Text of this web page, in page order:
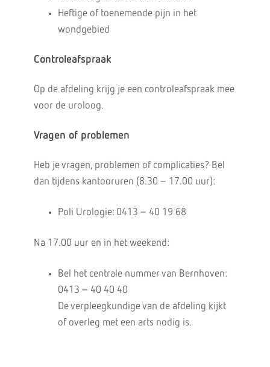
Heftige of toenemende pijn in het
wondgebied
Controleafspraak
Op de afdeling krijg je een controleafspraak mee
voor de uroloog.
Vragen of problemen
Heb je vragen, problemen of complicaties? Bel
dan tijdens kantooruren (8.30 – 17.00 uur):
Poli Urologie: 0413 – 40 19 68
Na 17.00 uur en in het weekend:
Bel het centrale nummer van Bernhoven:
0413 – 40 40 40
De verpleegkundige van de afdeling kijkt
of overleg met een arts nodig is.